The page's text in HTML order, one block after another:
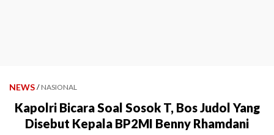
NEWS / NASIONAL
Kapolri Bicara Soal Sosok T, Bos Judol Yang
Disebut Kepala BP2MI Benny Rhamdani